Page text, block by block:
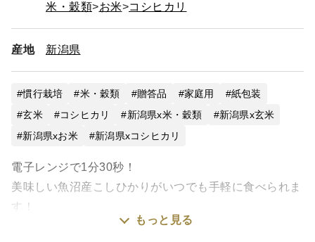
米・穀類
お米 コシヒカリ
産地 新潟県
慣行栽培 米・穀類 贈答品 家庭用
紙包装
玄米
コシヒカリ 新潟県x米・穀類
新潟県x玄米
新潟県xお米
新潟県xコシヒカリ
電子レンジで1分30秒！
美味しい魚沼産こしひかりがいつでも手軽に食べられま
す！
もっと見る